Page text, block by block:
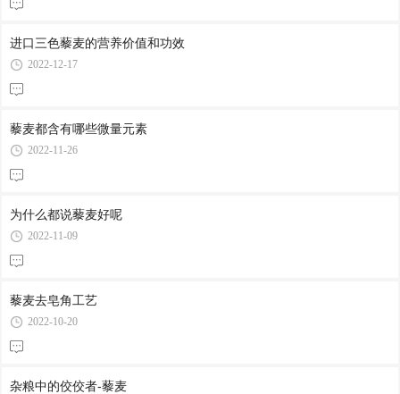
进口三色藜麦的营养价值和功效
2022-12-17
藜麦都含有哪些微量元素
2022-11-26
为什么都说藜麦好呢
2022-11-09
藜麦去皂角工艺
2022-10-20
杂粮中的佼佼者-藜麦